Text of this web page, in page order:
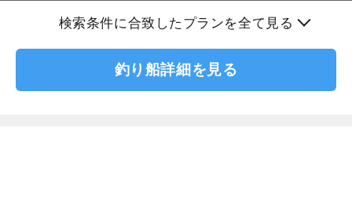
検索条件に合致したプランを全て見る
釣り船詳細を見る